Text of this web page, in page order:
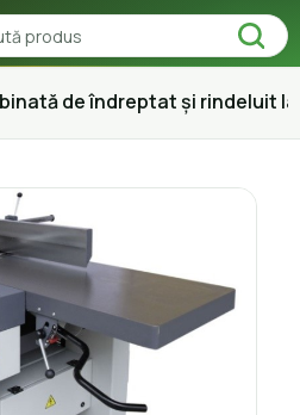
de îndreptat și rindeluit la